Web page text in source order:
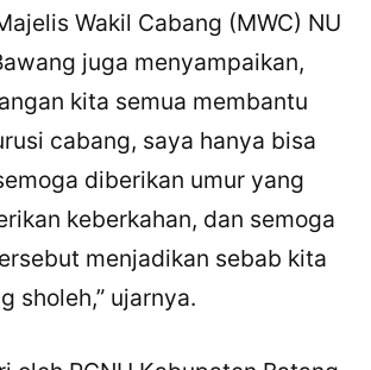
Wakil Cabang (MWC) NU
juga menyampaikan,
kita semua membantu
cabang, saya hanya bisa
diberikan umur yang
keberkahan, dan semoga
menjadikan sebab kita
sholeh,” ujarnya.